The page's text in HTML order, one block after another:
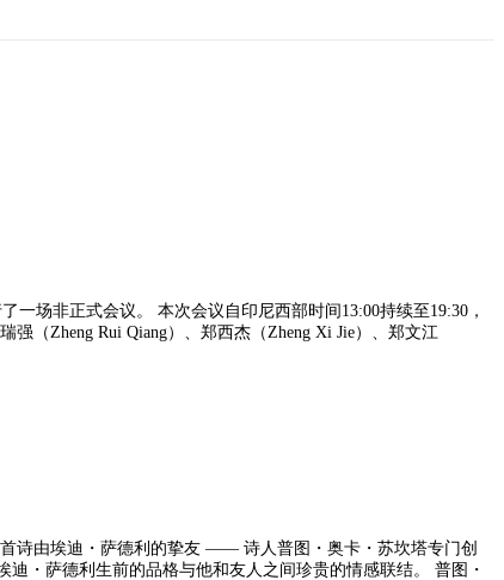
一场非正式会议。 本次会议自印尼西部时间13:00持续至19:30，
（Zheng Rui Qiang）、郑西杰（Zheng Xi Jie）、郑文江
诗由埃迪・萨德利的挚友 —— 诗人普图・奥卡・苏坎塔专门创
・萨德利生前的品格与他和友人之间珍贵的情感联结。 普图・